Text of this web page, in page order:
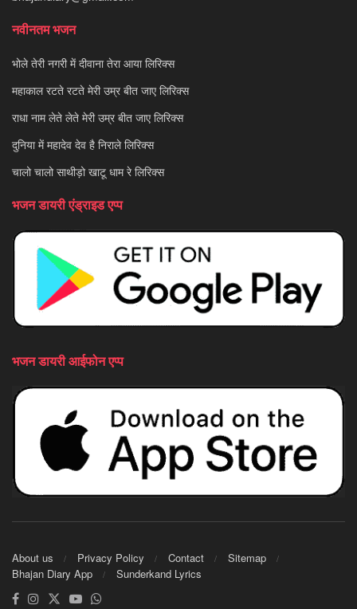
नवीनतम भजन
भोले तेरी नगरी में दीवाना तेरा आया लिरिक्स
महाकाल रटते रटते मेरी उम्र बीत जाए लिरिक्स
राधा नाम लेते लेते मेरी उम्र बीत जाए लिरिक्स
दुनिया में महादेव देव है निराले लिरिक्स
चालो चालो साथीड़ो खाटू धाम रे लिरिक्स
भजन डायरी एंड्राइड एप्प
भजन डायरी आईफोन एप्प
About us Privacy Policy Contact
Sitemap
Bhajan Diary App
Sunderkand Lyrics